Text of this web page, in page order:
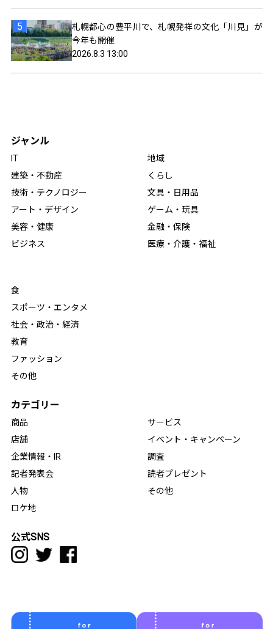
札幌都心の豊平川で、札幌発祥の文化「川見」が
今年も開催
2026.8.3 13:00
ジャンル
IT
建築・不動産
技術・テクノロジー
アート・デザイン
美容・健康
ビジネス
地域
くらし
文具・日用品
ゲーム・玩具
金融・保険
医療・介護・福祉
食
スポーツ・エンタメ
社会・政治・経済
教育
ファッション
その他
カテゴリー
商品
店舗
企業情報・IR
記者発表会
人物
ロケ地
サービス
イベント・キャンペーン
調査
読者プレゼント
その他
公式SNS